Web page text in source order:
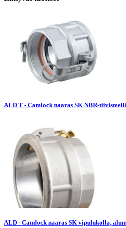
ALD T - Camlock naaras SK NBR-
ALD - Camlock naaras SK vipulukolla,